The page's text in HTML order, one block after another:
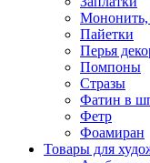
Мононить,
Пайетки
Перья
Помпоны
Стразы
Фатин в
Фетр
Фоамиран
Товары для